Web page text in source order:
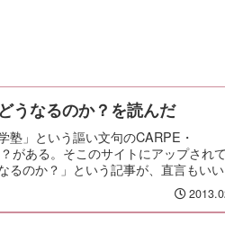
うなるのか？を読んだ
塾」という謳い文句のCARPE・
がある。そこのサイトにアップされ
るのか？」という記事が、直言もいい